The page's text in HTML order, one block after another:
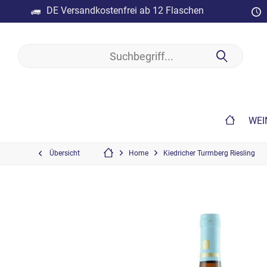
DE Versandkostenfrei ab 12 Flaschen
Übersicht Home Kiedricher Turmberg Riesling